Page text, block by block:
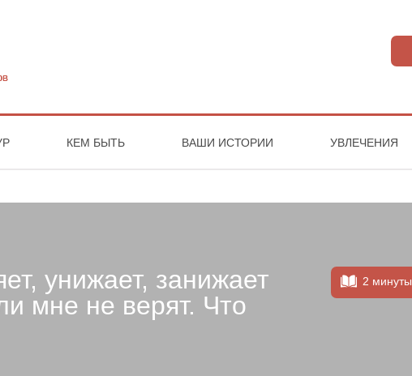
КЕМ БЫТЬ ВАШИ ИСТОРИИ УВЛЕЧЕНИЯ
унижает, занижает
мне не верят. Что
2 минуты